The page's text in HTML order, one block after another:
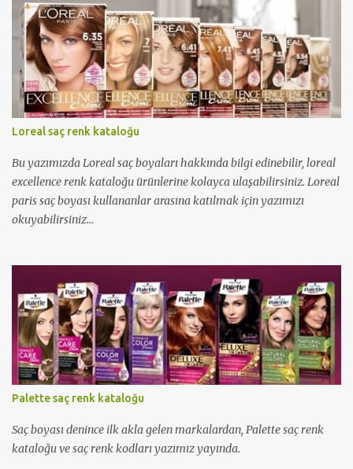
Loreal saç renk kataloğu
Bu yazımızda Loreal saç boyaları hakkında bilgi edinebilir, loreal
excellence renk kataloğu ürünlerine kolayca ulaşabilirsiniz. Loreal
paris saç boyası kullananlar arasına katılmak için yazımızı
okuyabilirsiniz...
Palette saç renk kataloğu
Saç boyası denince ilk akla gelen markalardan, Palette saç renk
kataloğu ve saç renk kodları yazımız yayında.